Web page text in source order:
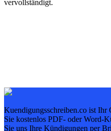
vervollständigt.
Kuendigungsschreiben.co ist
Sie kostenlos PDF- oder Word-
Sie uns Ihre Kündigungen per